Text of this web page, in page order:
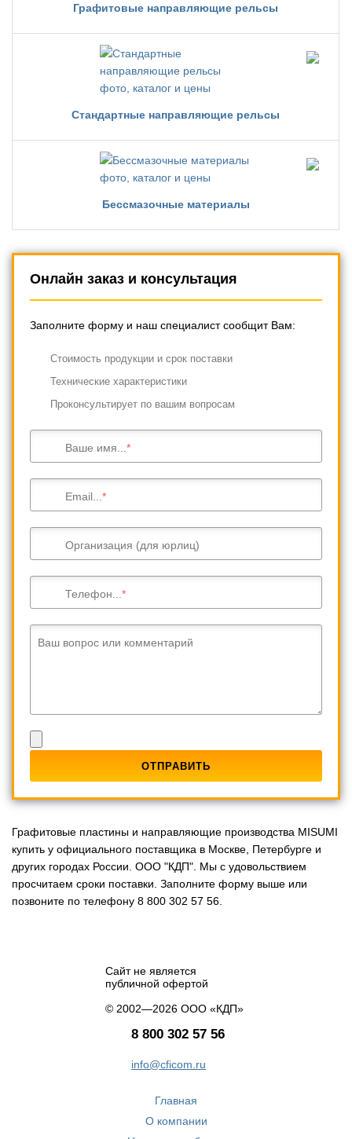
Графитовые направляющие рельсы
Стандартные направляющие рельсы
Бессмазочные материалы
Онлайн заказ и консультация
Заполните форму и наш специалист сообщит Вам:
Cтоимость продукции и срок поставки
Технические характеристики
Проконсультирует по вашим вопросам
Ваше имя...
Email...
Организация (для юрлиц)
Телефон...
Ваш вопрос или комментарий
Графитовые пластины и направляющие производства MISUMI
купить у официального поставщика в Москве, Петербурге и
других городах России. ООО "КДП". Мы с удовольствием
просчитаем сроки поставки. Заполните форму выше или
позвоните по телефону 8 800 302 57 56.
Сайт не является
публичной офертой
© 2002—2026 ООО «КДП»
8 800 302 57 56
info@cficom.ru
Главная
О компании